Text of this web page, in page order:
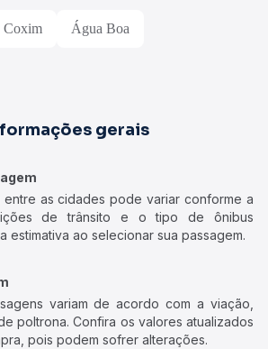
Coxim Água Boa
gerais
as cidades pode variar conforme a
de trânsito e o tipo de ônibus
estimativa ao selecionar sua passagem.
variam de acordo com a viação,
poltrona. Confira os valores atualizados
pois podem sofrer alterações.